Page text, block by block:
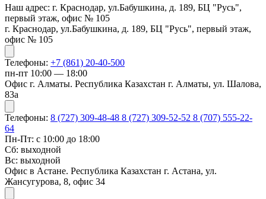
Наш адрес: г. Краснодар, ул.Бабушкина, д. 189, БЦ "Русь",
первый этаж, офис № 105
г. Краснодар, ул.Бабушкина, д. 189, БЦ "Русь", первый этаж,
офис № 105
Телефоны: +7 (861) 20-40-500
пн-пт 10:00 — 18:00
Офис г. Алматы. Республика Казахстан г. Алматы, ул. Шалова,
83а
Телефоны: 8 (727) 309-48-48 8 (727) 309-52-52 8 (707) 555-22-
64
Пн-Пт: с 10:00 до 18:00
Сб: выходной
Вс: выходной
Офис в Астане. Республика Казахстан г. Астана, ул.
Жансугурова, 8, офис 34